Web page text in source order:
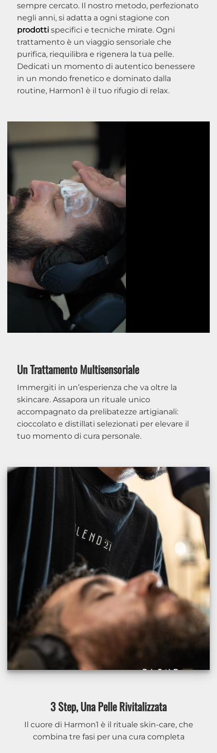
sempre cercato. Il nostro metodo, perfezionato
negli anni, si adatta a ogni stagione con
prodotti specifici e tecniche mirate. Ogni
trattamento è un viaggio sensoriale che
purifica, riequilibra e rigenera la tua pelle.
Dedicati un momento di autentico benessere
in un mondo frenetico e dominato dalla
routine, Harmon1 è il tuo rifugio di relax.
Un Trattamento Multisensoriale
Immergiti in un’esperienza che va oltre la
skincare. Assapora un rituale unico
accompagnato da prelibatezze artigianali:
cioccolato e distillati selezionati per elevare il
tuo momento di cura personale.
3 Step, Una Pelle Rivitalizzata
Il cuore di Harmon1 è il rituale skin-care, che
combina tre fasi per una cura completa